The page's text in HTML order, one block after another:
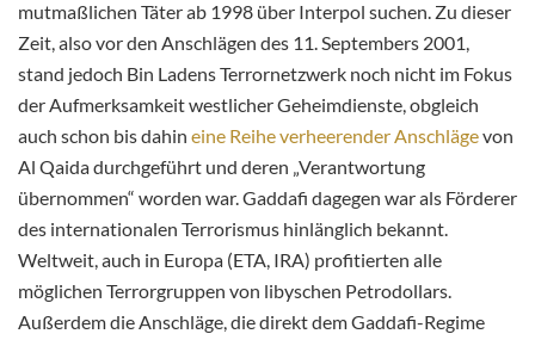
mutmaßlichen Täter ab 1998 über Interpol suchen. Zu dieser
Zeit, also vor den Anschlägen des 11. Septembers 2001,
stand jedoch Bin Ladens Terrornetzwerk noch nicht im Fokus
der Aufmerksamkeit westlicher Geheimdienste, obgleich
auch schon bis dahin eine Reihe verheerender Anschlägevon
Al Qaida durchgeführt und deren „Verantwortung
übernommen“ worden war. Gaddafi dagegen war als Förderer
des internationalen Terrorismus hinlänglich bekannt.
Weltweit, auch in Europa (ETA, IRA) profitierten alle
möglichen Terrorgruppen von libyschen Petrodollars.
Außerdem die Anschläge, die direkt dem Gaddafi-Regime